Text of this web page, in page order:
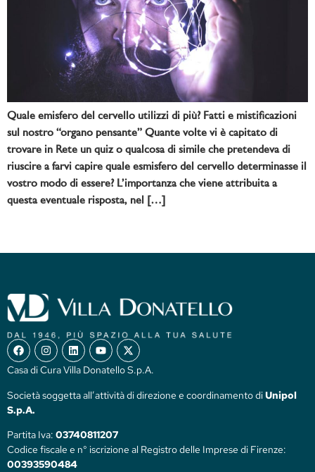
Quale emisfero del cervello utilizzi di più? Fatti e mistificazioni
sul nostro “organo pensante” Quante volte vi è capitato di
trovare in Rete un quiz o qualcosa di simile che pretendeva di
riuscire a farvi capire quale esmisfero del cervello determinasse il
vostro modo di essere? L’importanza che viene attribuita a
questa eventuale risposta, nel […]
Casa di Cura Villa Donatello S.p.A.
Società soggetta all’attività di direzione e coordinamento diUnipol
S.p.A.
Partita Iva: 03740811207
Codice fiscale e n° iscrizione al Registro delle Imprese di Firenze:
00393590484